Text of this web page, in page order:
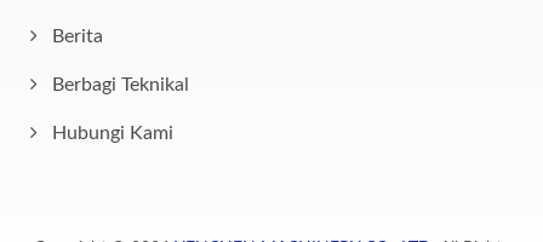
Berita
Berbagi Teknikal
Hubungi Kami